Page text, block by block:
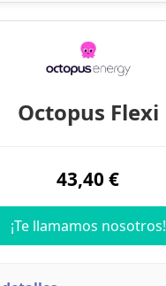
Octopus Flexi
43,40 €
¡Te llamamos nosotros!